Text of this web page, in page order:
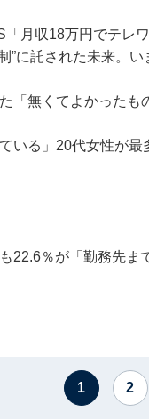
「月収18万円でテレ
”に託された未来。
「無くてよかったも
いる」20代女性が
22.6％が「勤務先ま
1 2